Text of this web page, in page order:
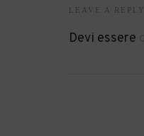
LEAVE A REPLY
Devi essere